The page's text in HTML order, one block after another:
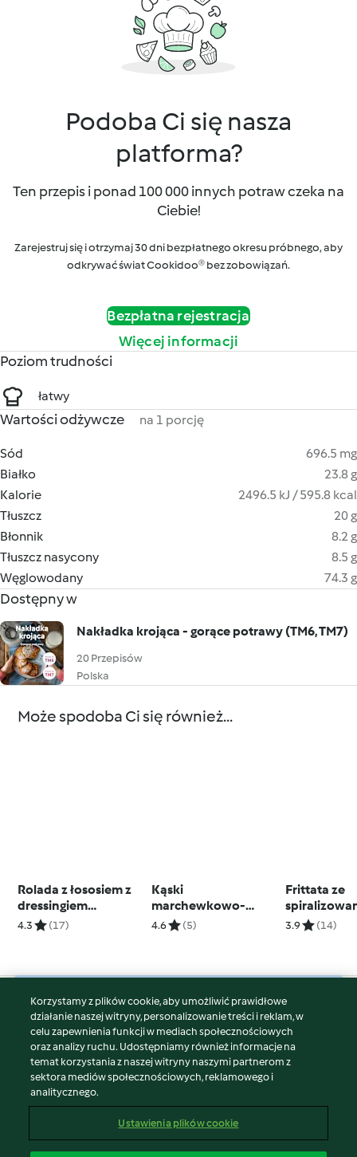
Podoba Ci się nasza
platforma?
Ten przepis i ponad 100 000 innych potraw czeka na
Ciebie!
Zarejestruj się i otrzymaj 30 dni bezpłatnego okresu próbnego, aby
odkrywać świat Cookidoo® bez zobowiązań.
Bezpłatna rejestracja
Więcej informacji
Poziom trudności
łatwy
Wartości odżywcze na 1 porcję
Sód
696.5 mg
Białko
23.8 g
Kalorie
2496.5 kJ / 595.8 kcal
Tłuszcz
20 g
Błonnik
8.2 g
Tłuszcz nasycony
8.5 g
Węglowodany
74.3 g
Dostępny w
Nakładka krojąca - gorące potrawy (TM6, TM7)
20 Przepisów
Polska
Może spodoba Ci się również...
Rolada z łososiem z
dressingiem
koperkowym
4.3 (17)
Kąski
marchewkowo-
ziemniaczane (TM5)
4.6 (5)
Frittata ze
3.9 (14)
© Copyright 2026
Warunki korzystania
Polityka prywatności
Disclaimer
Znak wydawcy
Zgłoś treść
Korzystamy z plików cookie, aby umożliwić prawidłowe
działanie naszej witryny, personalizowanie treści i reklam, w
celu zapewnienia funkcji w mediach społecznościowych
oraz analizy ruchu. Udostępniamy również informacje na
temat korzystania z naszej witryny naszymi partnerom z
sektora mediów społecznościowych, reklamowego i
analitycznego.
Ustawienia plików cookie